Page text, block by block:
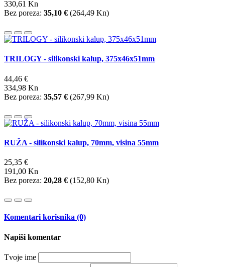
330,61 Kn
Bez poreza: 35,10 € (264,49 Kn)
TRILOGY - silikonski kalup, 375x46x51mm
44,46 €
334,98 Kn
Bez poreza: 35,57 € (267,99 Kn)
RUŽA - silikonski kalup, 70mm, visina 55mm
25,35 €
191,00 Kn
Bez poreza: 20,28 € (152,80 Kn)
Komentari korisnika (0)
Napiši komentar
Tvoje ime